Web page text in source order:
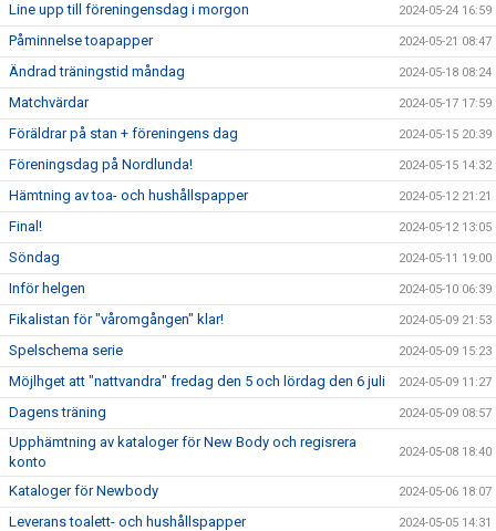
Line upp till föreningensdag i morgon 2024-05-24 16:59
Påminnelse toapapper 2024-05-21 08:47
Ändrad träningstid måndag 2024-05-18 08:24
Matchvärdar 2024-05-17 17:59
Föräldrar på stan + föreningens dag 2024-05-15 20:39
Föreningsdag på Nordlunda! 2024-05-15 14:32
Hämtning av toa- och hushållspapper 2024-05-12 21:21
Final! 2024-05-12 13:05
Söndag 2024-05-11 19:00
Inför helgen 2024-05-10 06:39
Fikalistan för "våromgången" klar! 2024-05-09 21:53
Spelschema serie 2024-05-09 15:23
Möjlhget att "nattvandra" fredag den 5 och lördag den 6 juli 2024-05-09 11:27
Dagens träning 2024-05-09 08:57
Upphämtning av kataloger för New Body och regisrera
konto
2024-05-08 18:40
Kataloger för Newbody 2024-05-06 18:07
Leverans toalett- och hushållspapper 2024-05-05 14:31